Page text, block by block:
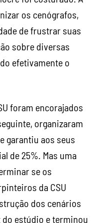
foram encorajados
organizaram
garantiu aos seus
se os
da CSU
dos cenários
estúdio e terminou
resultaram em
e capangas do
ainda maior do
a CSU.